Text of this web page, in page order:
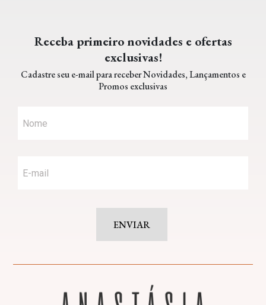
Receba primeiro novidades e ofertas
exclusivas!
Cadastre seu e-mail para receber Novidades, Lançamentos e
Promos exclusivas
ENVIAR